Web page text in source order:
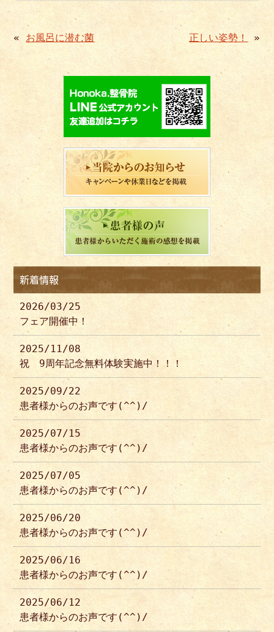
« お風呂に潜む菌 正しい姿勢！ »
新着情報
2026/03/25
フェア開催中！
2025/11/08
祝 9周年記念無料体験実施中！！！
2025/09/22
患者様からのお声です(^^)/
2025/07/15
患者様からのお声です(^^)/
2025/07/05
患者様からのお声です(^^)/
2025/06/20
患者様からのお声です(^^)/
2025/06/16
患者様からのお声です(^^)/
2025/06/12
患者様からのお声です(^^)/